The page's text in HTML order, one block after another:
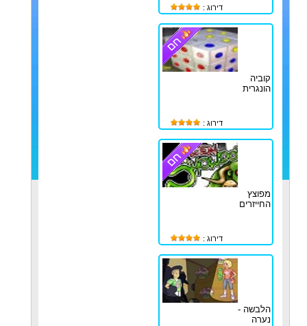
דירוג :
קוביה
הונגרית
דירוג :
מפוצץ
החייזרים
דירוג :
הלבשה -
נערה